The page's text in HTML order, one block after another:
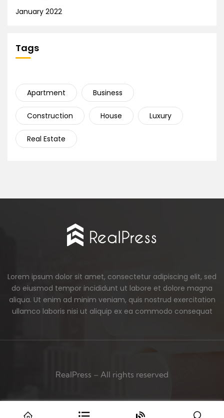
January 2022
Tags
Apartment Business
Construction House Luxury
Real Estate
Lorem ipsum dolor sit amet, consectetur adipiscing elit, sed
do eiusmod tempor incididunt ut labore et dolore magna
aliqua. Ut enim ad minim veniam, quis nostrud exercitation
ullamco laboris nisi ut aliquip ex ea commodo consequat
RealPress – All rights reserved